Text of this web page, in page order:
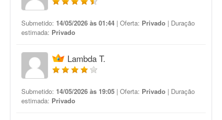
Submetido: 14/05/2026 às 01:44 | Oferta: Privado | Duração
estimada: Privado
Lambda T.
Submetido: 14/05/2026 às 19:05 | Oferta: Privado | Duração
estimada: Privado